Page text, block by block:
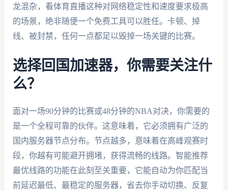
龙混杂，看体育直播这种对网络稳定性和速度要求极高
的场景，绝非随便一个免费工具可以胜任。卡顿、掉
线、被封禁，任何一点都足以毁掉一场关键的比赛。
选择回国加速器，你需要关注什
么？
面对一场90分钟的比赛或48分钟的NBA对决，你需要的
是一个全程可靠的伙伴。这意味着，它必须拥有广泛的
国内服务器节点分布。节点越多，意味着在高峰观赛时
段，你越有可能避开拥堵，获得流畅的线路。智能推荐
最优线路的功能在此刻至关重要，它能自动为你匹配当
前延迟最低、最稳定的服务器，省去你手动切换、反复